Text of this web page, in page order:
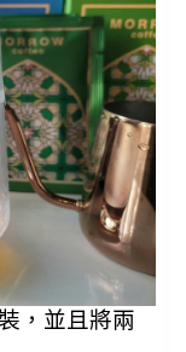
，並且將兩